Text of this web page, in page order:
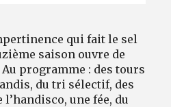
qui fait le sel
saison ouvre de
programme : des tours
du tri sélectif, des
l’handisco, une fée, du